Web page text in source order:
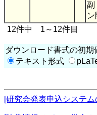
副
ン
12件中 1～12件目
ダウンロード書式の初
テキスト形式
[研究会発表申込システ